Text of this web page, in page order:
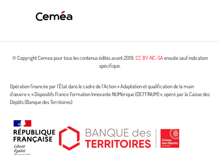
© Copyright Cemea pour tous les contenus édités avant 2019.CC BY-NC-SAensuite sauf indication
spécifique.
Opération financée par l’État dans le cadre de l’Action « Adaptation et qualification de la main
d’œuvre », « Dispositifs France Formation Innovante NUMérique (DEFFINUM) », opéré par la Caisse des
Dépôts (Banque des Territoires)